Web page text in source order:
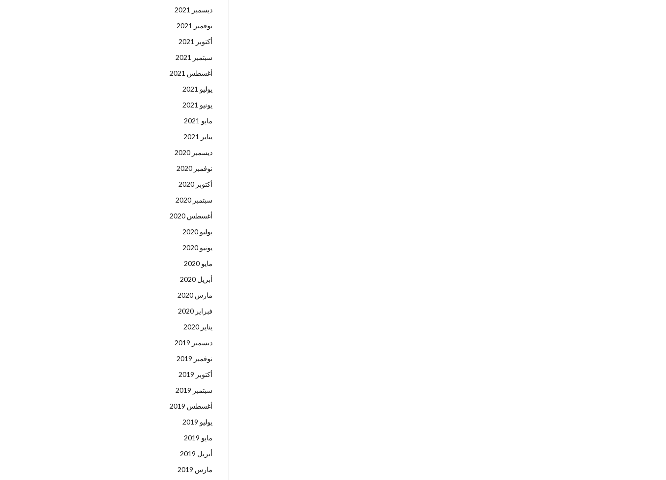
ديسمبر 2021
نوفمبر 2021
أكتوبر 2021
سبتمبر 2021
أغسطس 2021
يوليو 2021
يونيو 2021
مايو 2021
يناير 2021
ديسمبر 2020
نوفمبر 2020
أكتوبر 2020
سبتمبر 2020
أغسطس 2020
يوليو 2020
يونيو 2020
مايو 2020
أبريل 2020
مارس 2020
فبراير 2020
يناير 2020
ديسمبر 2019
نوفمبر 2019
أكتوبر 2019
سبتمبر 2019
أغسطس 2019
يوليو 2019
مايو 2019
أبريل 2019
مارس 2019